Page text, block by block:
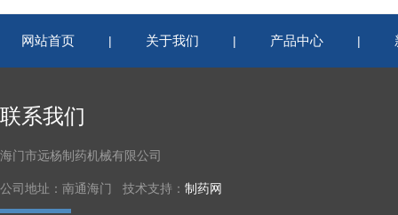
网站首页 | 关于我们 | 产品中心 |
联系我们
海门市远杨制药机械有限公司
公司地址：南通海门 技术支持： 制药网